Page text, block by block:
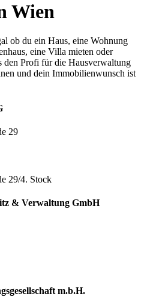
Wien
ob du ein Haus, eine Wohnung
eine Villa mieten oder
den Profi für die Hausverwaltung
und dein Immobilienwunsch ist
29
29/4. Stock
& Verwaltung GmbH
m.b.H.